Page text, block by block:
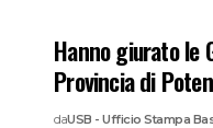
Hanno giurato le
Provincia di
daUSB - Ufficio Stampa